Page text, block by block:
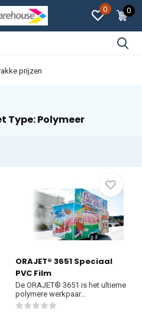
0 0
prijzen
Type: Polymeer
ORAJET® 3651 Speciaal
PVC Film
De ORAJET® 3651 is het ultieme
polymere werkpaar...